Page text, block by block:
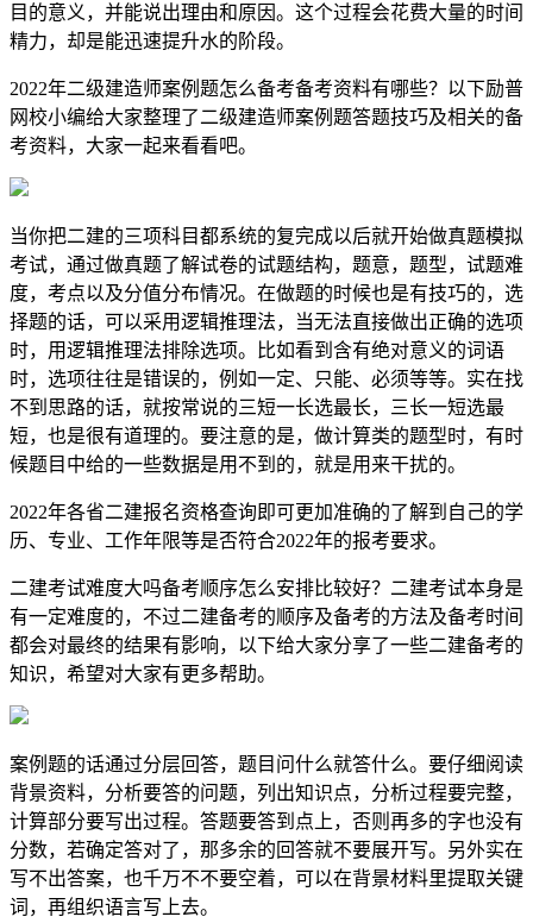
目的意义，并能说出理由和原因。这个过程会花费大量的时间
精力，却是能迅速提升水的阶段。
2022年二级建造师案例题怎么备考备考资料有哪些？以下励普
网校小编给大家整理了二级建造师案例题答题技巧及相关的备
考资料，大家一起来看看吧。
当你把二建的三项科目都系统的复完成以后就开始做真题模拟
考试，通过做真题了解试卷的试题结构，题意，题型，试题难
度，考点以及分值分布情况。在做题的时候也是有技巧的，选
择题的话，可以采用逻辑推理法，当无法直接做出正确的选项
时，用逻辑推理法排除选项。比如看到含有绝对意义的词语
时，选项往往是错误的，例如一定、只能、必须等等。实在找
不到思路的话，就按常说的三短一长选最长，三长一短选最
短，也是很有道理的。要注意的是，做计算类的题型时，有时
候题目中给的一些数据是用不到的，就是用来干扰的。
2022年各省二建报名资格查询即可更加准确的了解到自己的学
历、专业、工作年限等是否符合2022年的报考要求。
二建考试难度大吗备考顺序怎么安排比较好？二建考试本身是
有一定难度的，不过二建备考的顺序及备考的方法及备考时间
都会对最终的结果有影响，以下给大家分享了一些二建备考的
知识，希望对大家有更多帮助。
案例题的话通过分层回答，题目问什么就答什么。要仔细阅读
背景资料，分析要答的问题，列出知识点，分析过程要完整，
计算部分要写出过程。答题要答到点上，否则再多的字也没有
分数，若确定答对了，那多余的回答就不要展开写。另外实在
写不出答案，也千万不不要空着，可以在背景材料里提取关键
词，再组织语言写上去。